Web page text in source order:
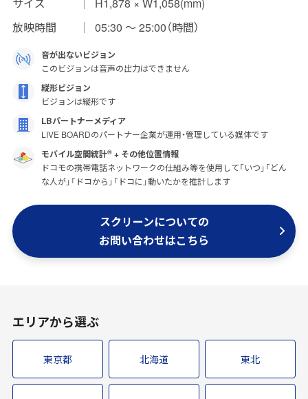
お問い合わせ
よくあるご質問
掲載までの流れ
放映時間
05:30 〜 25:00（時間）
音が出ないビジョン
このビジョンは音声の出力はできません
縦形ビジョン
ビジョンは縦形です
LBパートナーメディア
LIVE BOARDのパートナー企業が運用・管理している媒体です
モバイル空間統計®+ その他位置情報
ドコモの携帯電話ネットワークの仕組み等を使用して「いつ」「どん
な人が」「ドコから」「ドコに」動いたかを推計します
スクリーンについての
お問い合わせはこちら
エリアから選ぶ
東京都 北海道 東北